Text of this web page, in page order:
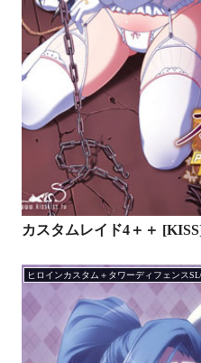
カスタムレイド4＋＋
ヒロインカスタム＋タワーディフェンス